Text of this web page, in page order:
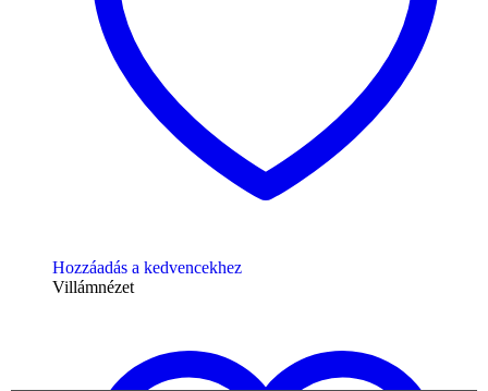
Hozzáadás a kedvencekhez
Villámnézet